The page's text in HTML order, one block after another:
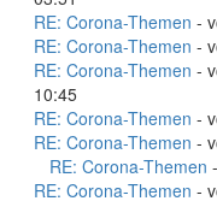
RE: Corona-Themen -
RE: Corona-Themen -
RE: Corona-Themen -
10:45
RE: Corona-Themen -
RE: Corona-Themen -
RE: Corona-Themen
RE: Corona-Themen -